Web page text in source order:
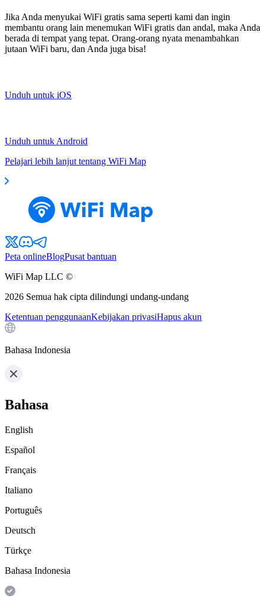
Jika Anda menyukai WiFi gratis sama seperti kami dan ingin
membantu orang lain menemukan WiFi gratis dan andal, maka Anda
berada di tempat yang tepat. Orang-orang nyata menambahkan
jutaan WiFi baru, dan Anda juga bisa!
Unduh untuk iOS
Unduh untuk Android
Pelajari lebih lanjut tentang WiFi Map
Peta onlineBlogPusat bantuan
WiFi Map LLC ©
2026 Semua hak cipta dilindungi undang-undang
Ketentuan penggunaanKebijakan privasiHapus akun
Bahasa Indonesia
Bahasa
English
Español
Français
Italiano
Português
Deutsch
Türkçe
Bahasa Indonesia